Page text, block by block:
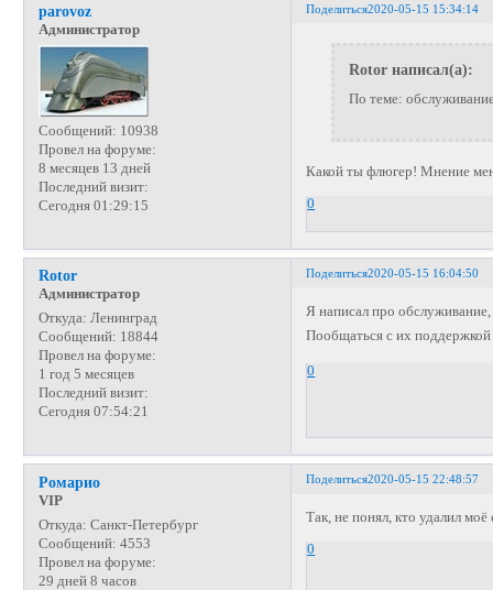
Поделиться2020-05-15 15:34:14
parovoz
Администратор
Сообщений: 10938
Провел на форуме:
8 месяцев 13 дней
Последний визит:
Сегодня 01:29:15
Rotor написал(а):
По теме:
Какой ты флюгер! Мнение
0
Поделиться2020-05-15 16:04:50
Rotor
Администратор
Откуда: Ленинград
Сообщений: 18844
Провел на форуме:
1 год 5 месяцев
Последний визит:
Сегодня 07:54:21
Я написал про
Пообщаться с их
0
Поделиться2020-05-15 22:48:57
Ромарио
VIP
Откуда: Санкт-Петербург
Сообщений: 4553
Провел на форуме:
29 дней 8 часов
Так, не понял, кто удалил
0